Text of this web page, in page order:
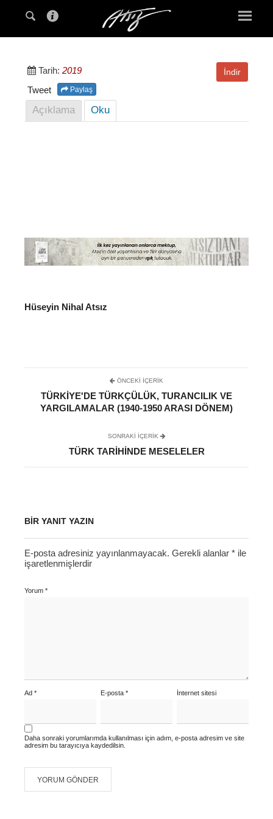
İndir
Tarih: 2019
Paylaş
Tweet
Açıklama Oku
Hüseyin Nihal Atsız
ÖNCEKI İÇERIK
TÜRKIYE'DE TÜRKÇÜLÜK, TURANCILIK VE
YARGILAMALAR (1940-1950 ARASI DÖNEM)
SONRAKI IÇERIK
TÜRK TARIHINDE MESELELER
BIR YANIT YAZIN
E-posta adresiniz yayınlanmayacak. Gerekli alanlar * ile
işaretlenmişlerdir
Yorum *
Ad * E-posta* İnternet sitesi
Daha sonraki yorumlarımda kullanılması için adım, e-posta adresim ve site
adresim bu tarayıcıya kaydedilsin.